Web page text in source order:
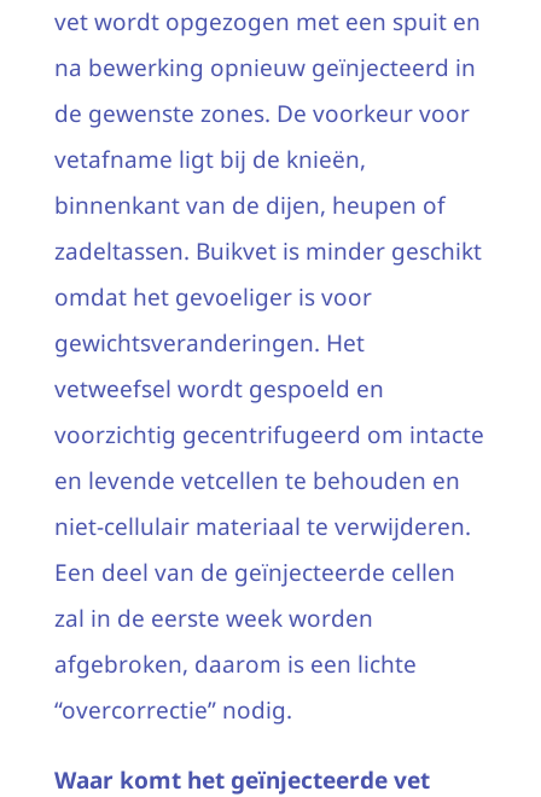
vet wordt opgezogen met een spuit en
na bewerking opnieuw geïnjecteerd in
de gewenste zones. De voorkeur voor
vetafname ligt bij de knieën,
binnenkant van de dijen, heupen of
zadeltassen. Buikvet is minder geschikt
omdat het gevoeliger is voor
gewichtsveranderingen. Het
vetweefsel wordt gespoeld en
voorzichtig gecentrifugeerd om intacte
en levende vetcellen te behouden en
niet-cellulair materiaal te verwijderen.
Een deel van de geïnjecteerde cellen
zal in de eerste week worden
afgebroken, daarom is een lichte
“overcorrectie” nodig.
Waar komt het geïnjecteerde vet